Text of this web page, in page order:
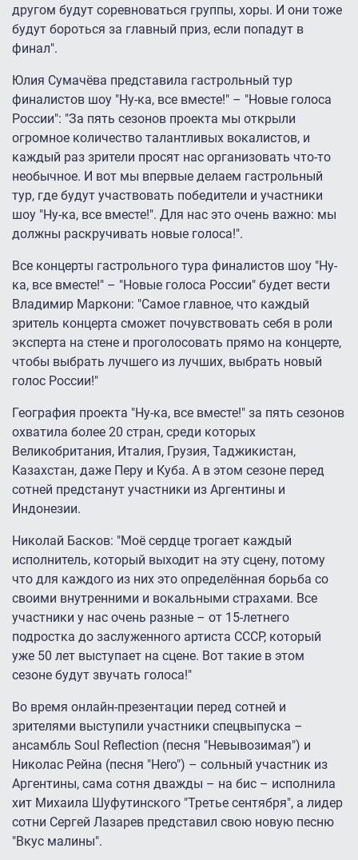
другом будут соревноваться группы, хоры. И они тоже
будут бороться за главный приз, если попадут в
финал".
Юлия Сумачёва представила гастрольный тур
финалистов шоу "Ну-ка, все вместе!" – "Новые голоса
России": "За пять сезонов проекта мы открыли
огромное количество талантливых вокалистов, и
каждый раз зрители просят нас организовать что-то
необычное. И вот мы впервые делаем гастрольный
тур, где будут участвовать победители и участники
шоу "Ну-ка, все вместе!". Для нас это очень важно: мы
должны раскручивать новые голоса!".
Все концерты гастрольного тура финалистов шоу "Ну-
ка, все вместе!" – "Новые голоса России" будет вести
Владимир Маркони: "Самое главное, что каждый
зритель концерта сможет почувствовать себя в роли
эксперта на стене и проголосовать прямо на концерте,
чтобы выбрать лучшего из лучших, выбрать новый
голос России!"
География проекта "Ну-ка, все вместе!" за пять сезонов
охватила более 20 стран, среди которых
Великобритания, Италия, Грузия, Таджикистан,
Казахстан, даже Перу и Куба. А в этом сезоне перед
сотней предстанут участники из Аргентины и
Индонезии.
Николай Басков: "Моё сердце трогает каждый
исполнитель, который выходит на эту сцену, потому
что для каждого из них это определённая борьба со
своими внутренними и вокальными страхами. Все
участники у нас очень разные – от 15-летнего
подростка до заслуженного артиста СССР, который
уже 50 лет выступает на сцене. Вот такие в этом
сезоне будут звучать голоса!"
Во время онлайн-презентации перед сотней и
зрителями выступили участники спецвыпуска –
ансамбль Soul Reflection (песня "Невывозимая") и
Николас Рейна (песня "Hero") – сольный участник из
Аргентины, сама сотня дважды – на бис – исполнила
хит Михаила Шуфутинского "Третье сентября", а лидер
сотни Сергей Лазарев представил свою новую песню
"Вкус малины".